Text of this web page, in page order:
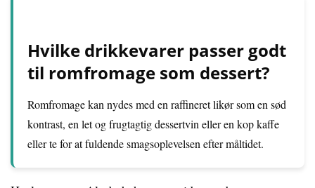
Hvilke drikkevarer passer godt
til romfromage som dessert?
Romfromage kan nydes med en raffineret likør som en sød
kontrast, en let og frugtagtig dessertvin eller en kop kaffe
eller te for at fuldende smagsoplevelsen efter måltidet.